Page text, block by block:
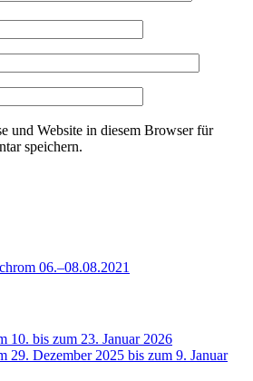
und Website in diesem Browser für
speichern.